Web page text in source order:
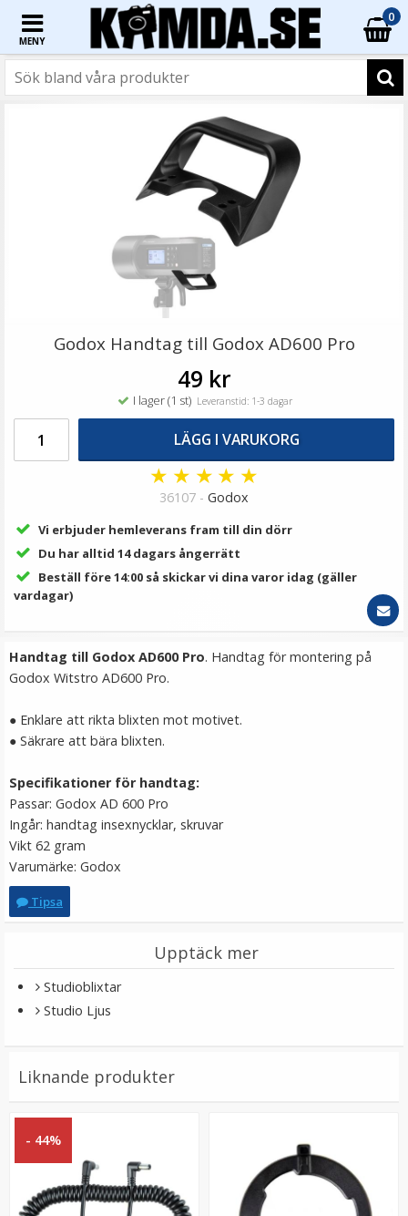
MENY
0
Ulanzi Mobilhållare vridbar för stativ & blixtsko
149 kr
TTArtisan Mini Magnetisk LED-belysning –
149 kr
LÄGG I VARUKORG
bildsensor
Godox Handtag till Godox AD600 Pro
49 kr
I lager (1 st) Leveranstid: 1-3 dagar
LÄGG I VARUKORG
★ ★ ★ ★ ★
36107 - Godox
Vi erbjuder hemleverans fram till din dörr
Du har alltid 14 dagars ångerrätt
Beställ före 14:00 så skickar vi dina varor idag (gäller
vardagar)
Handtag till Godox AD600 Pro. Handtag för montering på
Godox Witstro AD600 Pro.​
● Enklare att rikta blixten mot motivet.
● Säkrare att bära blixten.
Specifikationer för handtag:
Passar: Godox AD 600 Pro
Ingår: handtag insexnycklar, skruvar
Vikt 62 gram
Varumärke: Godox
Tipsa
Upptäck mer
Studioblixtar
Studio Ljus
Liknande produkter
- 44%